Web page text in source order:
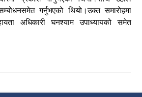
सम्बोधनसमेत गर्नुभएको थियो।उक्त समारोहमा
अधिकारी घनश्याम उपाध्यायको समेत